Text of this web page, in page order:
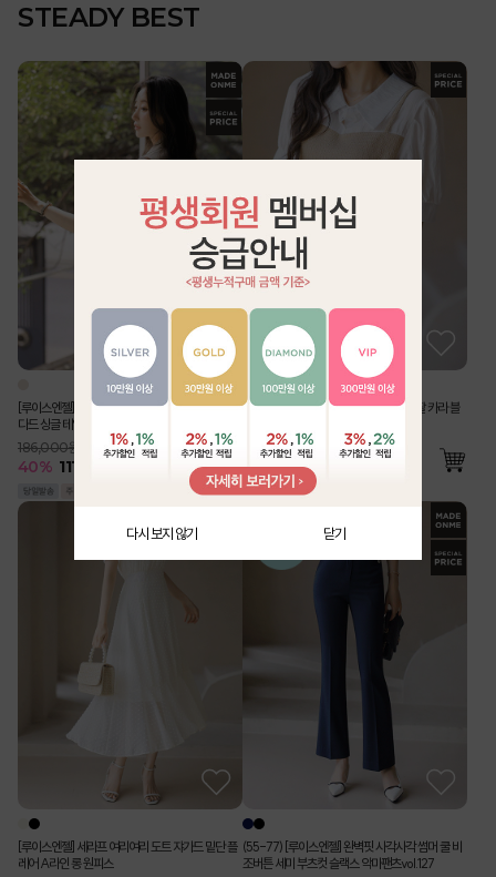
STEADY BEST
[루이스엔젤] 사각사각 린넨 라이크 벨트SET 스탠
다드 싱글 테일러드 자켓
186,000원
40% 111,500
[Theonme] 구김 Zero 링클 지지미 반팔 카라 블
76,000원
55% 34,500
[루이스엔젤] 세라프 여리여리 도트 쟈가드 밑단 플
레어 A라인 롱 원피스
(55-77) [루이스엔젤] 완벽핏 사각사각 썸머 쿨 비
조버튼 세미 부츠컷 슬랙스 악마팬츠vol.127
다시 보지 않기 닫기